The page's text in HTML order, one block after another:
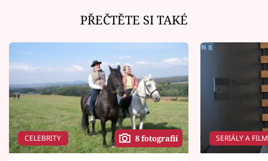
PŘEČTĚTE SI TAKÉ
CELEBRITY 8 fotografií SERIÁLY A